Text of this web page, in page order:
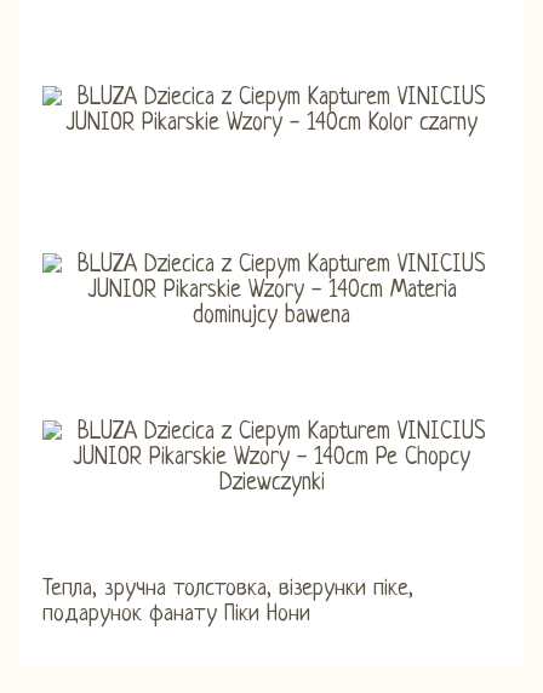
Тепла, зручна толстовка, візерунки піке,
подарунок фанату Піки Нони